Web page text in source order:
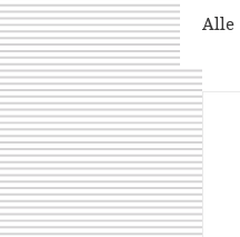
Alle